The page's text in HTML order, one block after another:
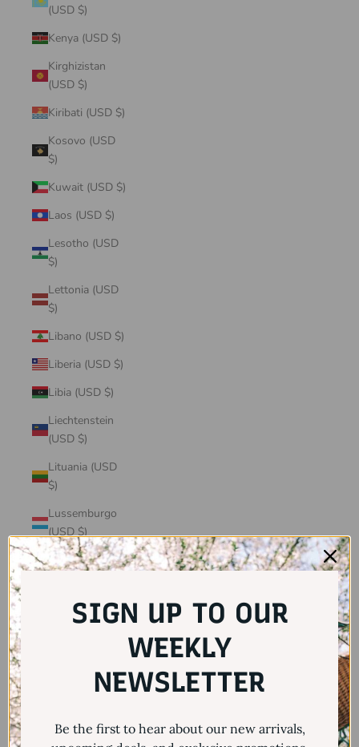
(USD $)
Kenya (USD $)
Kirghizistan
(USD $)
Kiribati (USD $)
Kosovo (USD
$)
Kuwait (USD $)
Laos (USD $)
Lesotho (USD
$)
Lettonia (USD
$)
Libano (USD $)
Liberia (USD $)
Libia (USD $)
Liechtenstein
(USD $)
Lituania (USD
$)
Lussemburgo
(USD $)
Macedonia del
Madagascar
(USD $)
Malaysia (USD
Maldive (USD
SIGN UP TO OUR
WEEKLY
NEWSLETTER
Be the first to hear about our new arrivals,